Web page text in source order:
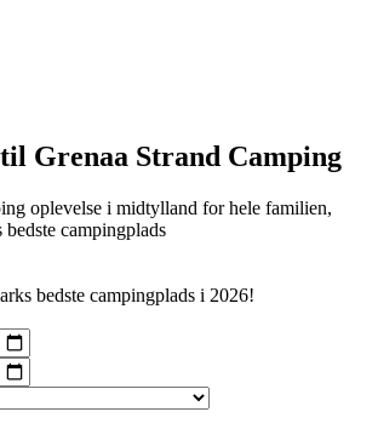
Grenaa Strand Camping
oplevelse i midtylland for hele familien,
campingplads
bedste campingplads i 2026!